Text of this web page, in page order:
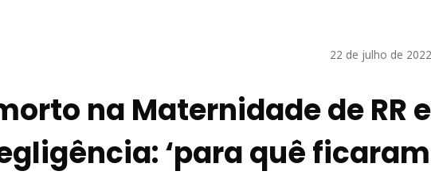
22 de julho de
na Maternidade de RR e
‘para quê ficaram